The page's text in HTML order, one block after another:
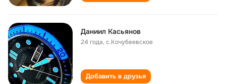
Даниил Касьянов
24 года,с.Кочубеевское
Добавить в друзья